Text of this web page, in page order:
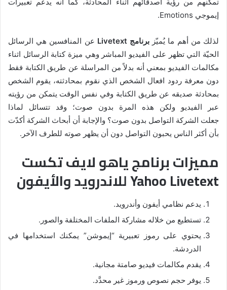
تمكنهم من رؤية اصدقائهم اثناء المحادثة، كما أنه يدعم تعبيرات
إيموجي Emotions.
لذلك من أهم ما يُميّز برنامج Livetext
عن المنافسين هي الرسائل
الحيّة التي تظهر على الفيديو المباشر وهي ميزة كتابة الرسائل اثناء
مكالمات الفيديو بمعني أنه بدلاً من المراسلة عن طريق الكتابة فقط
دون معرفة ردود افعال الشخص الذي نقوم بمحادثته، يقوم الشخص
بمحادثة صديقه عن طريق الكتابة وفي نفس الوقت يتمكن من رؤيته
عبر الفيديو ولكن هذه المرة بدون صوت؛ وقد تتسائل لماذا
جعلت الشركة التواصل بدون صوت؟ والإجابة أن أبحاث الشركة أكدّت
بأن أكثر الناس يحبون التواصل دون أن يظهر صوته للطرف الآخر.
مميزات برنامج ياهو لايف تكست
Yahoo Livetext للاندرويد والأيفون
يدعم نظامي أيفون وأندرويد.
تستطيع من خلاله مشاركة الملفات المختلفة والصور.
يحتوي على رموز تعبيرية “إيموشن” يمكنك استخدامها في
الدردشة.
يقدم مكالمات فيديو صامتة مجانية.
يوفر حجم نصوص ورموز غير محدَّد.